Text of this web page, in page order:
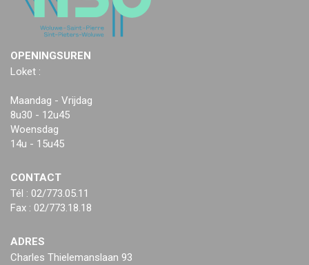
OPENINGSUREN
Loket :
Maandag - Vrijdag
8u30 - 12u45
Woensdag
14u - 15u45
CONTACT
Tél : 02/773.05.11
Fax : 02/773.18.18
ADRES
Charles Thielemanslaan 93